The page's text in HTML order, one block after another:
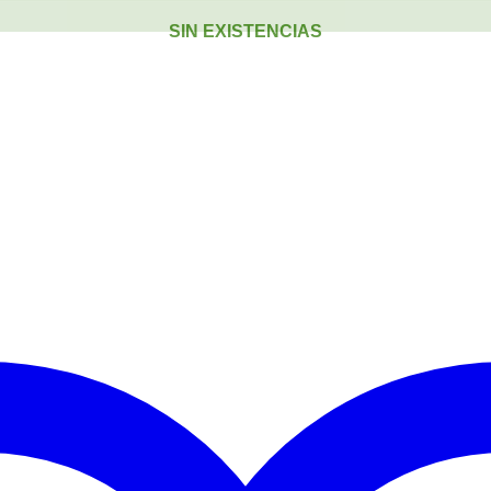
SIN EXISTENCIAS